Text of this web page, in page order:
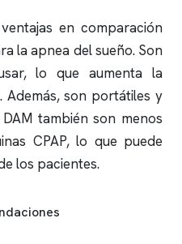
en comparación
laapnea del sueño. Son
lo que aumenta la
Además, son portátiles y
también son menos
CPAP, lo que puede
los pacientes.